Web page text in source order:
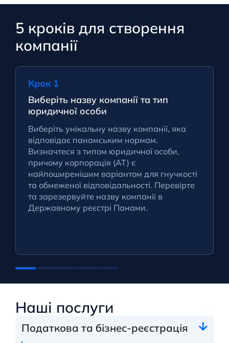
5 кроків для створення
компанії
Крок 1
Виберіть назву компанії та тип
юридичної особи
Виберіть унікальну назву компанії, яка
відповідає панамським нормам.
Визначтеся з типом юридичної особи,
причому корпорація (АТ) є
найпоширенішим варіантом для гнучкості
та обмеженої відповідальності. Перевірте
та зарезервуйте назву компанії в
Державному реєстрі Панами.
Наші послуги
Податкова та бізнес-реєстрація